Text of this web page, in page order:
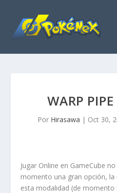
WARP
Por Hirasawa | Oct 30,
Jugar Online en GameCube
momento una gran opción, la
esta modalidad (de momento